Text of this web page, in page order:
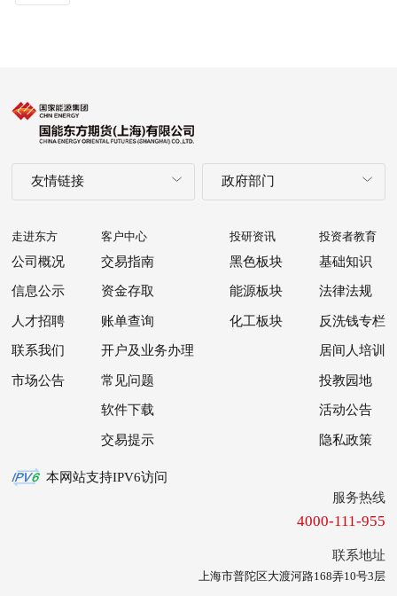
友情链接 政府部门
走进东方
公司概况
信息公示
人才招聘
联系我们
市场公告
客户中心
交易指南
资金存取
账单查询
开户及业务办理
常见问题
软件下载
交易提示
投研资讯
黑色板块
能源板块
化工板块
投资者教育
基础知识
法律法规
反洗钱专栏
居间人培训
投教园地
活动公告
隐私政策
本网站支持IPV6访问
服务热线
4000-111-955
联系地址
上海市普陀区大渡河路168弄10号3层